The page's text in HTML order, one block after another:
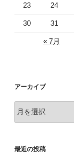
23 24
30 31
« 7月
アーカイブ
ー
ブ
最近の投稿